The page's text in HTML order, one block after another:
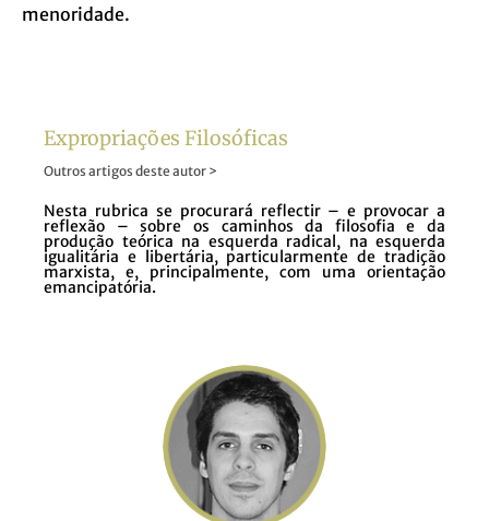
menoridade.
Expropriações Filosóficas
Outros artigos deste autor >
Nesta rubrica se procurará reflectir – e provocar a
reflexão – sobre os caminhos da filosofia e da
produção teórica na esquerda radical, na esquerda
igualitária e libertária, particularmente de tradição
marxista, e, principalmente, com uma orientação
emancipatória.